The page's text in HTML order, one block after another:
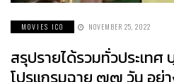
MOVIES ICO NOVEMBER 25, 2022
สรุปรายได้รวมทั่วประเท
โปรแกรมฉาย ๗๗ วัน อย่า